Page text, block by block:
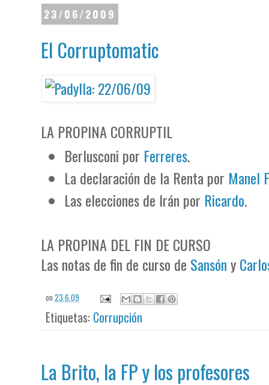
23/06/2009
El Corruptomatic
LA PROPINA CORRUPTIL
Berlusconi por Ferreres.
La declaración de la Renta por Manel
Las elecciones de Irán por Ricardo.
LA PROPINA DEL FIN DE CURSO
Las notas de fin de curso de Sansóny
on23.6.09
Etiquetas: Corrupción
La Brito, la FP y los profesores